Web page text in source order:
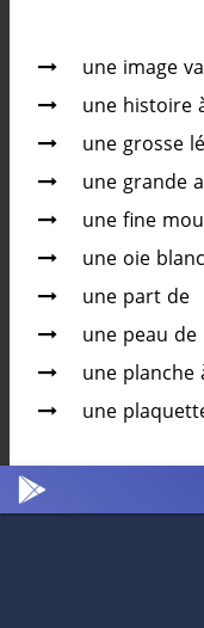
une image
une histoire
une grosse
une grande
une fine
une oie
une part de
une peau de
une planche
une